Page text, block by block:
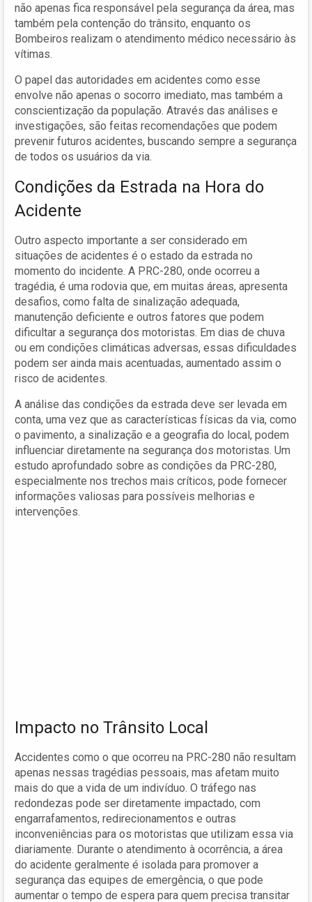
não apenas fica responsável pela segurança da área, mas
também pela contenção do trânsito, enquanto os
Bombeiros realizam o atendimento médico necessário às
vítimas.
O papel das autoridades em acidentes como esse
envolve não apenas o socorro imediato, mas também a
conscientização da população. Através das análises e
investigações, são feitas recomendações que podem
prevenir futuros acidentes, buscando sempre a segurança
de todos os usuários da via.
Condições da Estrada na Hora do
Acidente
Outro aspecto importante a ser considerado em
situações de acidentes é o estado da estrada no
momento do incidente. A PRC-280, onde ocorreu a
tragédia, é uma rodovia que, em muitas áreas, apresenta
desafios, como falta de sinalização adequada,
manutenção deficiente e outros fatores que podem
dificultar a segurança dos motoristas. Em dias de chuva
ou em condições climáticas adversas, essas dificuldades
podem ser ainda mais acentuadas, aumentado assim o
risco de acidentes.
A análise das condições da estrada deve ser levada em
conta, uma vez que as características físicas da via, como
o pavimento, a sinalização e a geografia do local, podem
influenciar diretamente na segurança dos motoristas. Um
estudo aprofundado sobre as condições da PRC-280,
especialmente nos trechos mais críticos, pode fornecer
informações valiosas para possíveis melhorias e
intervenções.
Impacto no Trânsito Local
Accidentes como o que ocorreu na PRC-280 não resultam
apenas nessas tragédias pessoais, mas afetam muito
mais do que a vida de um indivíduo. O tráfego nas
redondezas pode ser diretamente impactado, com
engarrafamentos, redirecionamentos e outras
inconveniências para os motoristas que utilizam essa via
diariamente. Durante o atendimento à ocorrência, a área
do acidente geralmente é isolada para promover a
segurança das equipes de emergência, o que pode
aumentar o tempo de espera para quem precisa transitar